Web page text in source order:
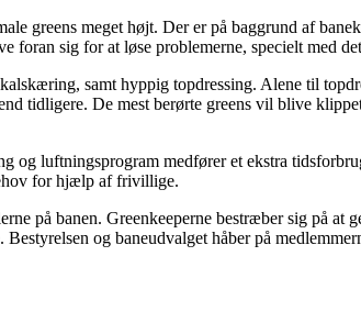
greens meget højt. Der er på baggrund af
foran sig for at løse problemerne, specielt med
samt hyppig topdressing. Alene til
tidligere. De mest berørte greens vil blive
og luftningsprogram medfører et ekstra
for hjælp af frivillige.
på banen. Greenkeeperne bestræber sig på at
og baneudvalget håber på